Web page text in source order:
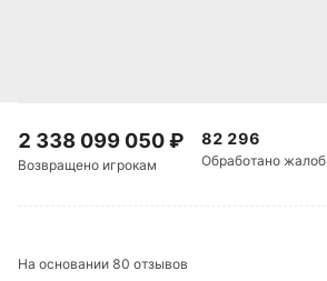
2 338 099 050₽
Возвращено игрокам
82 296
Обработано жалоб
На основании 80 отзывов